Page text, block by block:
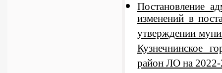
Постановление
изменений в
утверждении
Кузнечнинское
район ЛО на